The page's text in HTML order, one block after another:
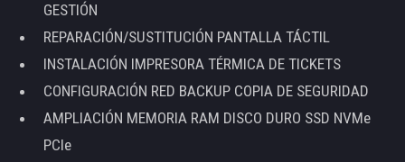
GESTIÓN
REPARACIÓN/SUSTITUCIÓN PANTALLA TÁCTIL
INSTALACIÓN IMPRESORA TÉRMICA DE TICKETS
CONFIGURACIÓN RED BACKUP COPIA DE SEGURIDAD
AMPLIACIÓN MEMORIA RAM DISCO DURO SSD NVMe
PCIe